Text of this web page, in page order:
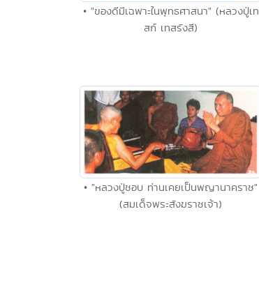
• "ของดีมีเฉพาะในพุทธศาสนา" (หลวงปู่เท
สก์ เทสรังสี)
• "หลวงปู่ชอบ ท่านเคยเป็นพญานาคราช"
(สมเด็จพระสังฆราชเจ้า)